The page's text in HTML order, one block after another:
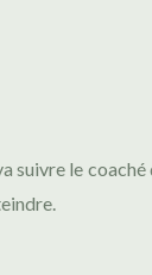
suivre le